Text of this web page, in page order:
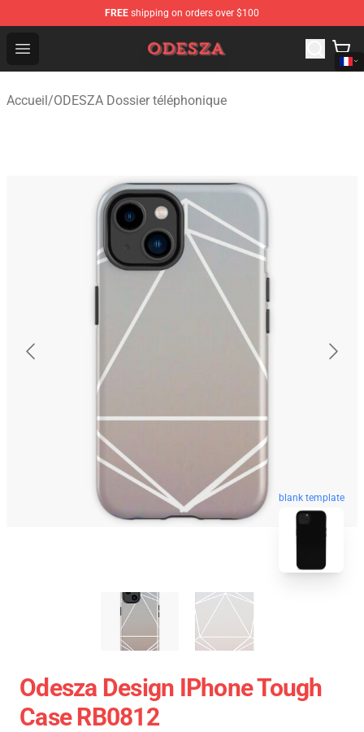
FREE shipping on orders over $100
Open menu
ODESZA Shop - Official ODESZA Merchandise Store
Accueil/ODESZA Dossier téléphonique
blank template
Odesza Design IPhone Tough
Case RB0812